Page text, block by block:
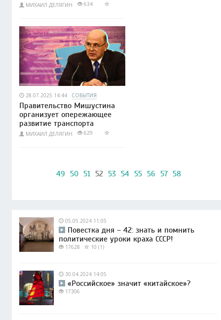
МИХАИЛ ДЕЛЯГИН 634
28.07.2025 14:44 СОБЫТИЯ
Правительство Мишустина
организует опережающее
развитие транспорта
МИХАИЛ ДЕЛЯГИН 629
49 50 51 52 53 54 55 56 57 58
05.05.2024 11:05
Повестка дня – 42: знать и помнить
политические уроки краха СССР!
17628 10 (1)
30.04.2024 14:05
«Российское» значит «китайское»?
17306